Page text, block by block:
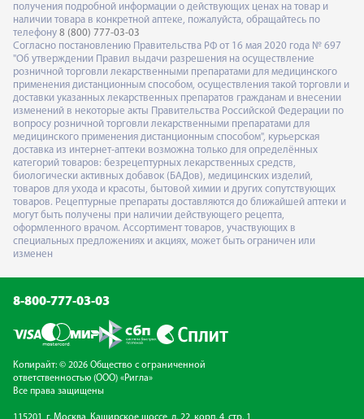
получения подробной информации о действующих ценах на товар и
наличии товара в конкретной аптеке, пожалуйста, обращайтесь по
телефону 8 (800) 777-03-03
Согласно постановлению Правительства РФ от 16 мая 2020 года № 697
"Об утверждении Правил выдачи разрешения на осуществление
розничной торговли лекарственными препаратами для медицинского
применения дистанционным способом, осуществления такой торговли и
доставки указанных лекарственных препаратов гражданам и внесении
изменений в некоторые акты Правительства Российской Федерации по
вопросу розничной торговли лекарственными препаратами для
медицинского применения дистанционным способом", курьерская
доставка из интернет-аптеки возможна только для определённых
категорий товаров: безрецептурных лекарственных средств,
биологически активных добавок (БАДов), медицинских изделий,
товаров для ухода и красоты, бытовой химии и других сопутствующих
товаров. Рецептурные препараты доставляются до ближайшей аптеки и
могут быть получены при наличии действующего рецепта,
оформленного врачом. Ассортимент товаров, участвующих в
специальных предложениях и акциях, может быть ограничен или
изменен
8-800-777-03-03
Копирайт: © 2026 Общество с ограниченной
ответственностью (ООО) «Ригла»
Все права защищены